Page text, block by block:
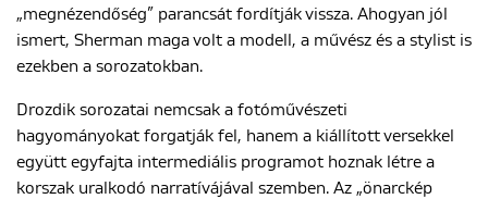
„megnézendőség” parancsát fordítják vissza. Ahogyan jól
ismert, Sherman maga volt a modell, a művész és a stylist is
ezekben a sorozatokban.
Drozdik sorozatai nemcsak a fotóművészeti
hagyományokat forgatják fel, hanem a kiállított versekkel
együtt egyfajta intermediális programot hoznak létre a
korszak uralkodó narratívájával szemben. Az „önarckép